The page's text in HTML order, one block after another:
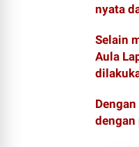
nyata
Selain
Aula
dengan